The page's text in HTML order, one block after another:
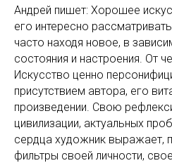
Андрей пишет: Хорошее
его интересно
часто находя новое, в
состояния и настроения. От
Искусство ценно
присутствием автора, его
произведении. Свою
цивилизации, актуальных
сердца художник выражает,
фильтры своей личности,